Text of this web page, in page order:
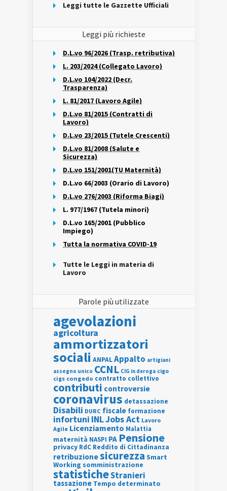
Leggi tutte le Gazzette Ufficiali
Leggi più richieste
D.L.vo 96/2026 (Trasp. retributiva)
L. 203/2024 (Collegato Lavoro)
D.L.vo 104/2022 (Decr.
Trasparenza)
L. 81/2017 (Lavoro Agile)
D.L.vo 81/2015 (Contratti di
Lavoro)
D.L.vo 23/2015 (Tutele Crescenti)
D.L.vo 81/2008 (Salute e
Sicurezza)
D.L.vo 151/2001(TU Maternità)
D.L.vo 66/2003 (Orario di Lavoro)
D.L.vo 276/2003 (Riforma Biagi)
L. 977/1967 (Tutela minori)
D.L.vo 165/2001 (Pubblico
Impiego)
Tutta la normativa COVID-19
Tutte le Leggi in materia di
Lavoro
Parole più utilizzate
agevolazioni
agricoltura
ammortizzatori
sociali ANPALAppalto artigiani
assegno unico CCNL CIG in deroga cigo
cigs congedo contratto collettivo
contributi controversie
coronavirus detassazione
Disabili DURC fiscale formazione
infortuni INLJobs Act Lavoro
Agile Licenziamento Malattia
maternità NASPI PA Pensione
privacy RdC Reddito di Cittadinanza
retribuzionesicurezza Smart
Working somministrazione
statisticheStranieri
tassazione Tempo determinato